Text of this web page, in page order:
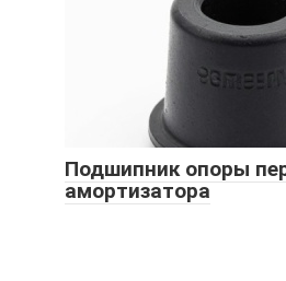
Подшипник опоры
амортизатора